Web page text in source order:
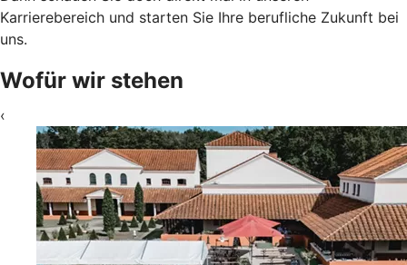
Karrierebereich und starten Sie Ihre berufliche Zukunft bei
uns.
Wofür wir stehen
‹